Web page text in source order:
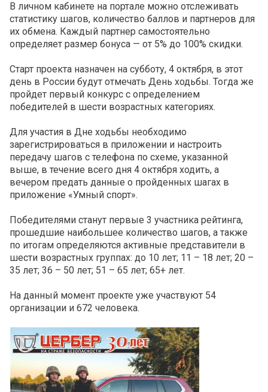
В личном кабинете на портале можно отслеживать
статистику шагов, количество баллов и партнеров для
их обмена. Каждый партнер самостоятельно
определяет размер бонуса — от 5% до 100% скидки.
Старт проекта назначен на субботу, 4 октября, в этот
день в России будут отмечать День ходьбы. Тогда же
пройдет первый конкурс с определением
победителей в шести возрастных категориях.
Для участия в Дне ходьбы необходимо
зарегистрироваться в приложении и настроить
передачу шагов с телефона по схеме, указанной
выше, в течение всего дня 4 октября ходить, а
вечером предать данные о пройденных шагах в
приложение «Умный спорт».
Победителями станут первые 3 участника рейтинга,
прошедшие наибольшее количество шагов, а также
по итогам определяются активные представители в
шести возрастных группах: до 10 лет; 11 – 18 лет; 20 –
35 лет; 36 – 50 лет; 51 – 65 лет; 65+ лет.
На данный момент проекте уже участвуют 54
организации и 672 человека.